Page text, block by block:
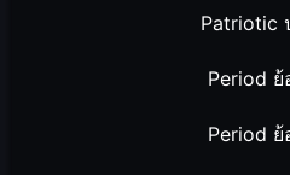
Patriotic
Period
Period